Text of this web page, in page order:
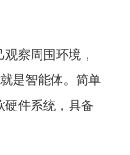
察周围环境，
是智能体。简单
硬件系统，具备